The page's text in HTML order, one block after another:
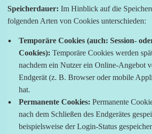
Speicherdauer: Im Hinblick auf die
folgenden Arten von Cookies unterschieden:
Temporäre Cookies (auch: Session-
Cookies): Temporäre Cookies werden
nachdem ein Nutzer ein Online-Angebot
Endgerät (z. B. Browser oder mobile
hat.
Permanente Cookies: Permanente
nach dem Schließen des Endgerätes
beispielsweise der Login-Status